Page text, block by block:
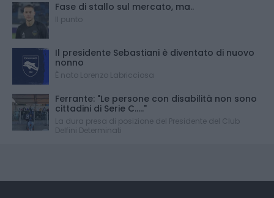
Fase di stallo sul mercato, ma..
Il punto
Il presidente Sebastiani è diventato di nuovo
nonno
È nato Lorenzo Labricciosa
Ferrante: "Le persone con disabilità non sono
cittadini di Serie C....."
La dura presa di posizione del Presidente del Club
Delfini Determinati